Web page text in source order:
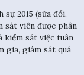
2015 (sửa đổi,
sát viên được phân
kiểm sát việc tuân
gia, giám sát quá